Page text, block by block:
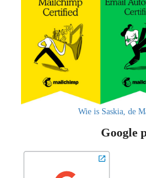
Wie is Saskia, de
Google